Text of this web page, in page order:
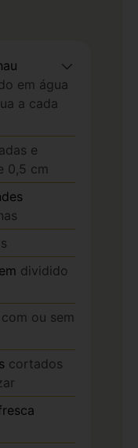
em água
a cada
e
0,5 cm
dividido
com ou sem
cortados